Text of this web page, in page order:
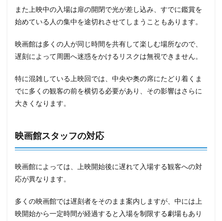
また上映中の入場は扉の開閉で光が差し込み、すでに鑑賞を
始めている人の集中を途切れさせてしまうこともあります。
映画館は多くの人が同じ時間を共有して楽しむ場所なので、
遅刻によって周囲へ迷惑をかけるリスクは無視できません。
特に混雑している上映回では、中央や奥の席にたどり着くま
でに多くの観客の前を横切る必要があり、その影響はさらに
大きくなります。
映画館スタッフの対応
映画館によっては、上映開始後に遅れて入場する観客への対
応が異なります。
多くの映画館では遅刻者をそのまま案内しますが、中には上
映開始から一定時間が経過すると入場を制限する劇場もあり